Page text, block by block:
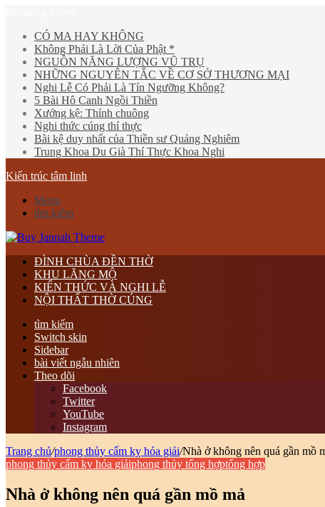
CÓ MA HAY KHÔNG
Không Phải Là Lời Của Phật *
NGUỒN NĂNG LƯỢNG VŨ TRỤ
NHỮNG NGUYÊN TẮC VỀ CƠ SỞ THƯƠNG MẠI
Nghi Lễ Có Phải Là Tín Ngưỡng Không?
5 Bài Hô Canh Ngồi Thiền
Xướng kệ: Thỉnh chuông
Nghi thức cúng thí thực
Bài kệ duy nhất của Thiền sư Quảng Nghiêm
Trung Khoa Du Già Thí Thực Khoa Nghi
Kiến trúc tâm linh
Menu
tìm kiếm
ĐÌNH CHÙA ĐỀN THỜ
KHU LĂNG MỘ
KIẾN THỨC VÀ NGHI LỄ
NỘI THẤT THỜ CÚNG
tìm kiếm
Switch skin
Sidebar
bài viết ngẫu nhiên
Theo dõi
Facebook
Twitter
YouTube
Instagram
Trang chủ/phong thủy cấm kỵ hóa giải/Nhà ở không nên quá gần mồ
phong thủy cấm kỵ hóa giảiphong thủy tổng hợptổng hợp
Nhà ở không nên quá gần mồ mả